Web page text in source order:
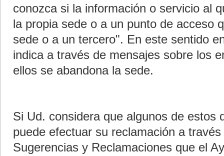
conozca si la información o servicio al
la propia sede o a un punto de acceso
sede o a un tercero". En este sentido
indica a través de mensajes sobre los
ellos se abandona la sede.
Si Ud. considera que algunos de estos
puede efectuar su reclamación a
Sugerencias y Reclamaciones que el